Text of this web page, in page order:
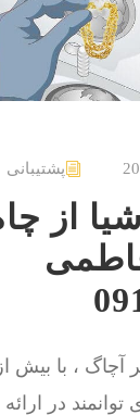
پشتیبانی
از
در